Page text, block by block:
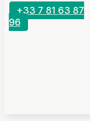
+33 7 81 63 87
96